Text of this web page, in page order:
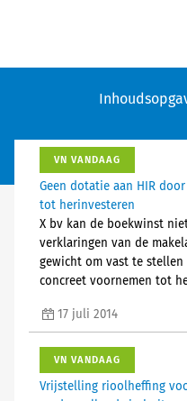
VN VANDAAG
Geen dotatie aan HIR
tot herinvesteren
X bv kan de boekwinst
verklaringen van de
gewicht om vast te
concreet voornemen tot
17 juli 2014
VN VANDAAG
Vrijstelling rioolheffing